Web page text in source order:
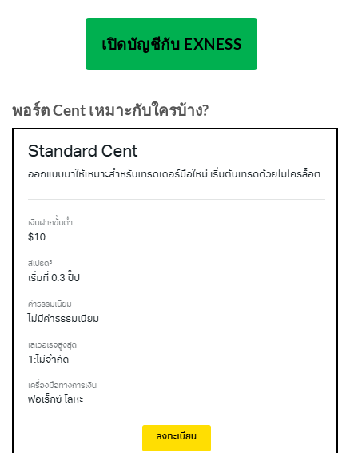
เปิดบัญชีกับ EXNESS
พอร์ต Cent เหมาะกับใครบ้าง?